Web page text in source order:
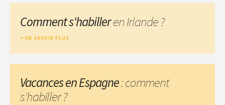
Comment s'habilleren Irlande ?
EN SAVOIR PLUS
Vacances en Espagne: comment
s'habiller ?